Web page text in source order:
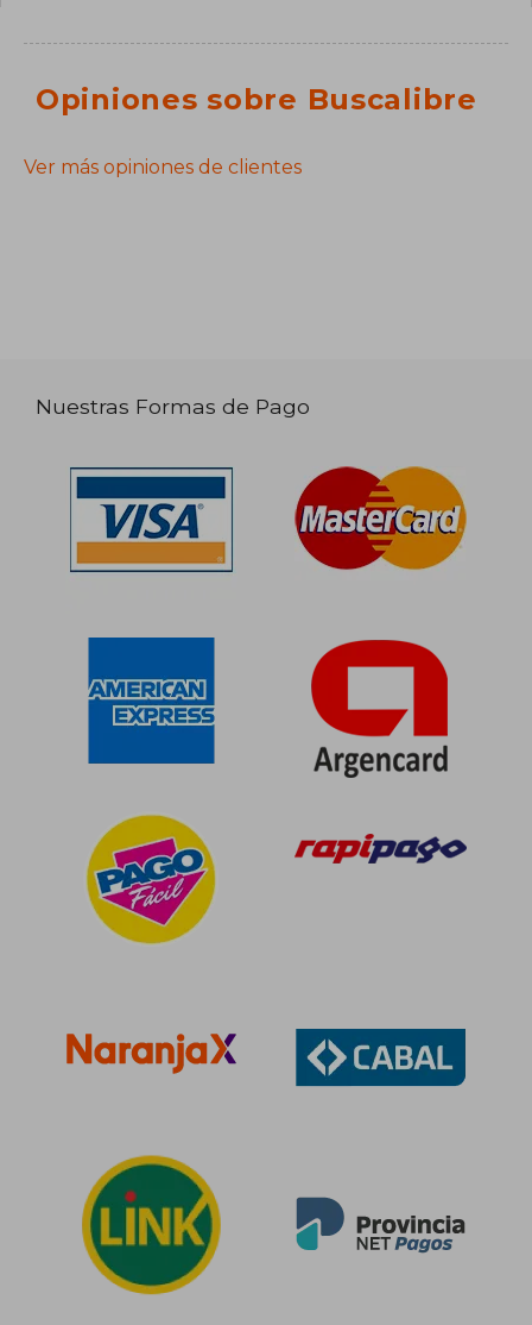
Opiniones sobre Buscalibre
Ver más opiniones de clientes
Nuestras Formas de Pago